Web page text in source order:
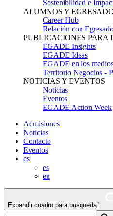
Sostenibilidad e
ALUMNOS Y
Career Hub
Relación con
PUBLICACIONES PARA
EGADE Insights
EGADE Ideas
EGADE en los medios
Territorio Negocios -
NOTICIAS Y EVENTOS
Noticias
Eventos
EGADE Action Week
Admisiones
Noticias
Contacto
Eventos
es
es
en
Expandir cuadro para busqueda."